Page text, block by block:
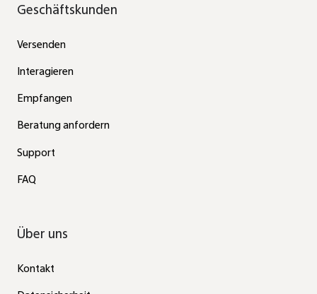
Geschäftskunden
Versenden
Interagieren
Empfangen
Beratung anfordern
Support
FAQ
Über uns
Kontakt